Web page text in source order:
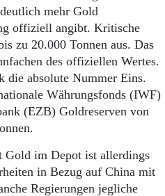
mehr Gold
offiziell angibt. Kritische
zu 20.000 Tonnen aus. Das
des offiziellen Wertes.
die absolute Nummer Eins.
Währungsfonds (IWF)
(EZB) Goldreserven von
Gold im Depot ist allerdings
in Bezug auf China mit
Regierungen jegliche